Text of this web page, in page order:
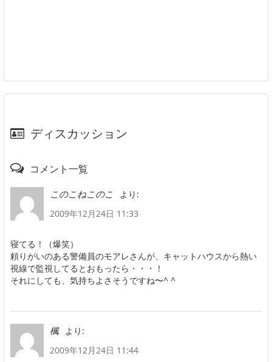
ディスカッション
コメント一覧
このこねこのこ
より:
2009年12月24日 11:33
寝てる！（爆笑）
頼りがいのある警備員のモアレさんが、キャットハウスから熱い
視線で監視してるとおもったら・・・！
それにしても、気持ちよさそうですね〜^ ^
楓
より:
2009年12月24日 11:44